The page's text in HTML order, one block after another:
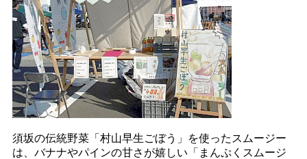
須坂の伝統野菜「村山早生ごぼう」を使ったスムージー
は、バナナやパインの甘さが嬉しい「まんぷくスムージ